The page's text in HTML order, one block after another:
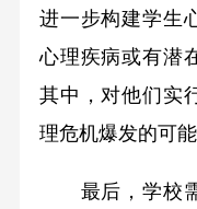
进一步构建学生
心理疾病或有潜
其中，对他们实
理危机爆发的可能
最后，学校需